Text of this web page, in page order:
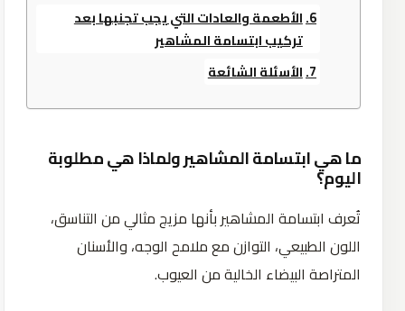
الأطعمة والعادات التي يجب تجنبها بعد
تركيب ابتسامة المشاهير
الأسئلة الشائعة
ما هي ابتسامة المشاهير ولماذا هي مطلوبة
اليوم؟
تُعرف ابتسامة المشاهير بأنها مزيج مثالي من التناسق،
اللون الطبيعي، التوازن مع ملامح الوجه، والأسنان
المتراصة البيضاء الخالية من العيوب.